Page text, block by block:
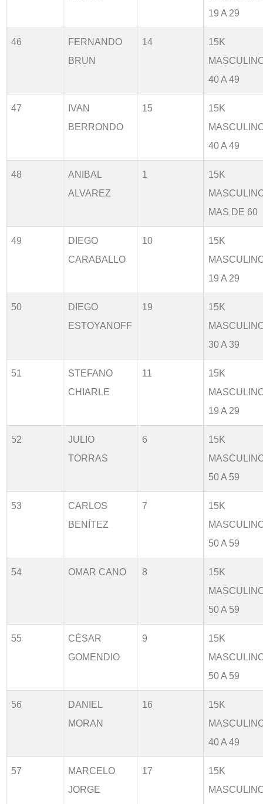
19 A 29
46
FERNANDO
BRUN
14
15K
40 A 49
47
IVAN
BERRONDO
15
15K
40 A 49
48
ANIBAL
ALVAREZ
1
15K
MAS DE 60
49
DIEGO
CARABALLO
10
15K
19 A 29
50
DIEGO
ESTOYANOFF
19
15K
30 A 39
51
STEFANO
CHIARLE
11
15K
19 A 29
52
JULIO
TORRAS
6
15K
50 A 59
53
CARLOS
BENÍTEZ
7
15K
50 A 59
54 OMAR CANO 8
15K
50 A 59
55
CÉSAR
GOMENDIO
9
15K
50 A 59
56
DANIEL
MORAN
16
15K
40 A 49
57
MARCELO
JORGE
17
15K